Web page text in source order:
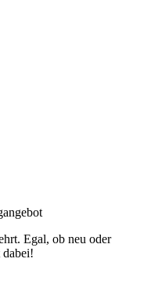
Egal, ob neu oder
dabei!